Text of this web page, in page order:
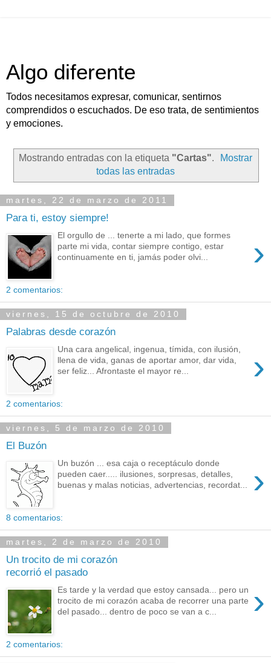
Algo diferente
Todos necesitamos expresar, comunicar, sentirnos
comprendidos o escuchados. De eso trata, de sentimientos
y emociones.
Mostrando entradas con la etiqueta "Cartas".
Mostrar
todas las entradas
martes, 22 de marzo de 2011
Para ti, estoy siempre!
›
El orgullo de ... tenerte a mi lado, que formes
parte mi vida, contar siempre contigo, estar
continuamente en ti, jamás poder olvi...
2 comentarios:
viernes, 15 de octubre de 2010
Palabras desde corazón
›
Una cara angelical, ingenua, tímida, con ilusión,
llena de vida, ganas de aportar amor, dar vida,
ser feliz... Afrontaste el mayor re...
2 comentarios:
viernes, 5 de marzo de 2010
El Buzón
›
Un buzón ... esa caja o receptáculo donde
pueden caer..... ilusiones, sorpresas, detalles,
buenas y malas noticias, advertencias, recordat...
8 comentarios:
martes, 2 de marzo de 2010
Un trocito de mi corazón
recorrió el pasado
›
Es tarde y la verdad que estoy cansada... pero un
trocito de mi corazón acaba de recorrer una parte
del pasado... dentro de poco se van a c...
2 comentarios: